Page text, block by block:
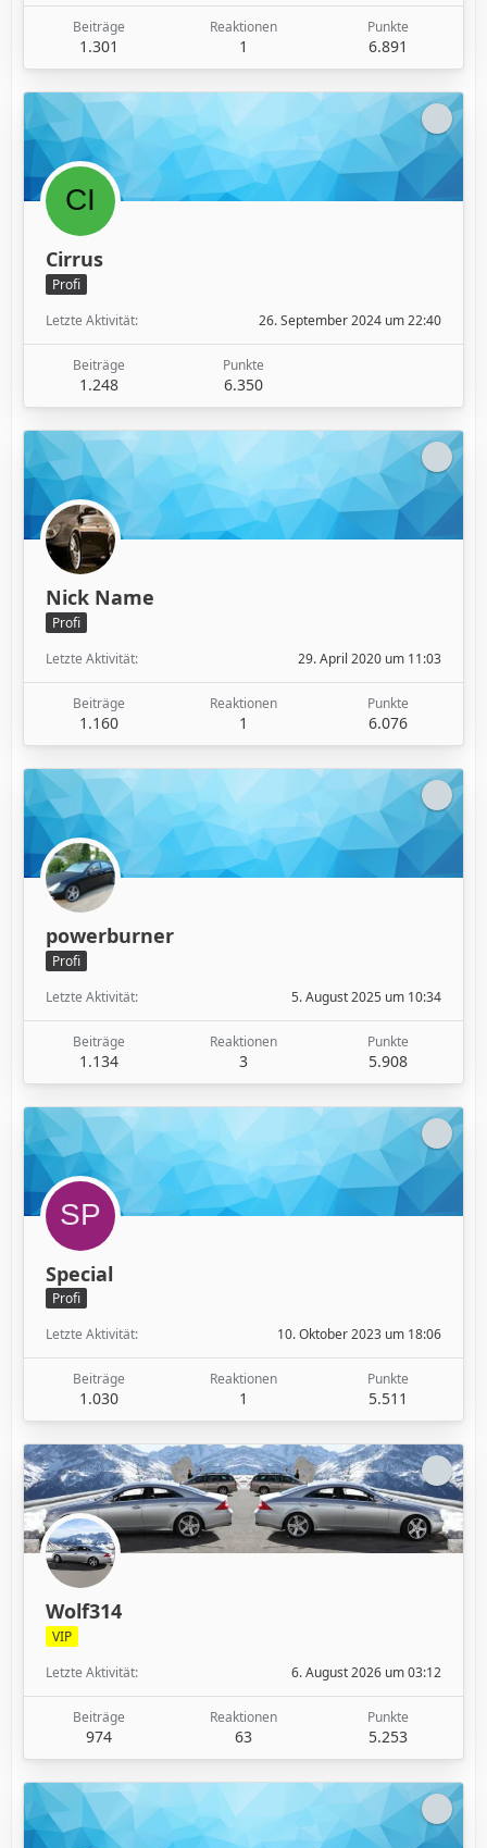
Beiträge
1.301
Reaktionen
1
Punkte
6.891
Cirrus
Profi
Letzte Aktivität
26. September 2024 um 22:40
Beiträge
1.248
Punkte
6.350
Nick Name
Profi
Letzte Aktivität
29. April 2020 um 11:03
Beiträge
1.160
Reaktionen
1
Punkte
6.076
powerburner
Profi
Letzte Aktivität
5. August 2025 um 10:34
Beiträge
1.134
Reaktionen
3
Punkte
5.908
Special
Profi
Letzte Aktivität
10. Oktober 2023 um 18:06
Beiträge
1.030
Reaktionen
1
Punkte
5.511
Wolf314
VIP
Letzte Aktivität
6. August 2026 um 03:12
Beiträge
974
Reaktionen
63
Punkte
5.253